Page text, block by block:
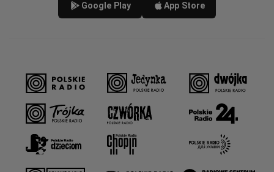
Google Play App Store